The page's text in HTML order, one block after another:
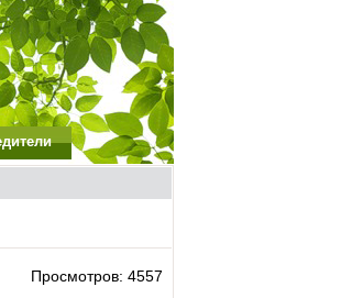
Просмотров: 4557